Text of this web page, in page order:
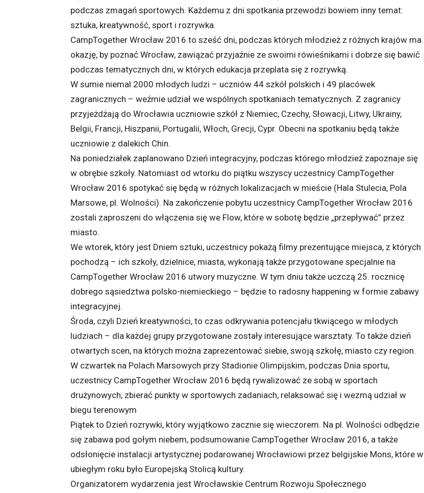
podczas zmagań sportowych. Każdemu z dni spotkania przewodzi bowiem inny temat:
sztuka, kreatywność, sport i rozrywka.
CampTogether Wrocław 2016 to sześć dni, podczas których młodzież z różnych krajów ma
okazję, by poznać Wrocław, zawiązać przyjaźnie ze swoimi rówieśnikami i dobrze się bawić
podczas tematycznych dni, w których edukacja przeplata się z rozrywką.
W sumie niemal 2000 młodych ludzi – uczniów 44 szkół polskich i 49 placówek
zagranicznych – weźmie udział we wspólnych spotkaniach tematycznych. Z zagranicy
przyjeżdżają do Wrocławia uczniowie szkół z Niemiec, Czechy, Słowacji, Litwy, Ukrainy,
Belgii, Francji, Hiszpanii, Portugalii, Włoch, Grecji, Cypr. Obecni na spotkaniu będą także
uczniowie z dalekich Chin.
Na poniedziałek zaplanowano Dzień integracyjny, podczas którego młodzież zapoznaje się
w obrębie szkoły. Natomiast od wtorku do piątku wszyscy uczestnicy CampTogether
Wrocław 2016 spotykać się będą w różnych lokalizacjach w mieście (Hala Stulecia, Pola
Marsowe, pl. Wolności). Na zakończenie pobytu uczestnicy CampTogether Wrocław 2016
zostali zaproszeni do włączenia się we Flow, które w sobotę będzie „przepływać” przez
miasto.
We wtorek, który jest Dniem sztuki, uczestnicy pokażą filmy prezentujące miejsca, z których
pochodzą – ich szkoły, dzielnice, miasta, wykonają także przygotowane specjalnie na
CampTogether Wrocław 2016 utwory muzyczne. W tym dniu także uczczą 25. rocznicę
dobrego sąsiedztwa polsko-niemieckiego – będzie to radosny happening w formie zabawy
integracyjnej.
Środa, czyli Dzień kreatywności, to czas odkrywania potencjału tkwiącego w młodych
ludziach – dla każdej grupy przygotowane zostały interesujące warsztaty. To także dzień
otwartych scen, na których można zaprezentować siebie, swoją szkołę, miasto czy region.
W czwartek na Polach Marsowych przy Stadionie Olimpijskim, podczas Dnia sportu,
uczestnicy CampTogether Wrocław 2016 będą rywalizować ze sobą w sportach
drużynowych, zbierać punkty w sportowych zadaniach, relaksować się i wezmą udział w
biegu terenowym
Piątek to Dzień rozrywki, który wyjątkowo zacznie się wieczorem. Na pl. Wolności odbędzie
się zabawa pod gołym niebem, podsumowanie CampTogether Wrocław 2016, a także
odsłonięcie instalacji artystycznej podarowanej Wrocławiowi przez belgijskie Mons, które w
ubiegłym roku było Europejską Stolicą kultury.
Organizatorem wydarzenia jest Wrocławskie Centrum Rozwoju Społecznego